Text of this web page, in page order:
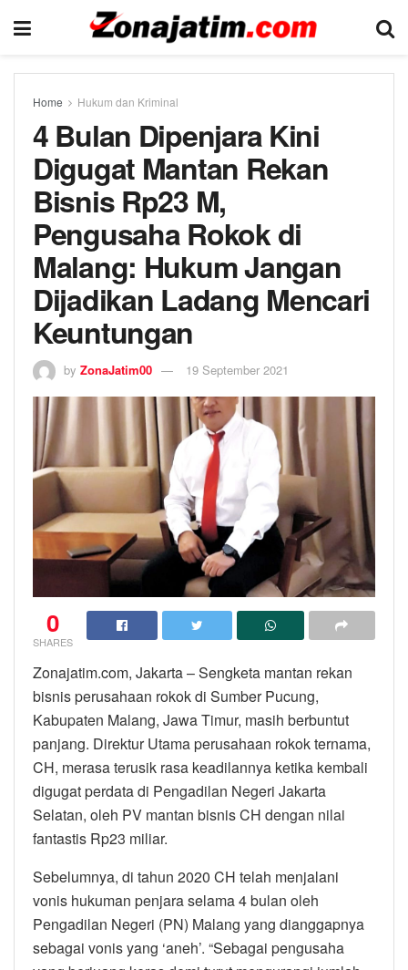
Home Hukum dan Kriminal
4 Bulan Dipenjara Kini
Digugat Mantan Rekan
Bisnis Rp23 M,
Pengusaha Rokok di
Malang: Hukum Jangan
Dijadikan Ladang Mencari
Keuntungan
by ZonaJatim00 19 September 2021
0
SHARES
Zonajatim.com, Jakarta – Sengketa mantan rekan
bisnis perusahaan rokok di Sumber Pucung,
Kabupaten Malang, Jawa Timur, masih berbuntut
panjang. Direktur Utama perusahaan rokok ternama,
CH, merasa terusik rasa keadilannya ketika kembali
digugat perdata di Pengadilan Negeri Jakarta
Selatan, oleh PV mantan bisnis CH dengan nilai
fantastis Rp23 miliar.
Sebelumnya, di tahun 2020 CH telah menjalani
vonis hukuman penjara selama 4 bulan oleh
Pengadilan Negeri (PN) Malang yang dianggapnya
sebagai vonis yang ‘aneh’. “Sebagai pengusaha